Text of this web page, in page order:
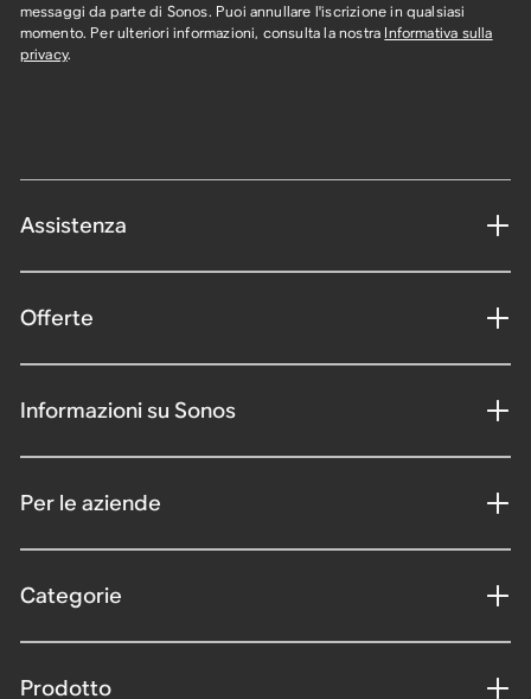
messaggi da parte di Sonos. Puoi annullare l'iscrizione in qualsiasi
momento. Per ulteriori informazioni, consulta la nostra Informativa sulla
privacy.
Assistenza
Offerte
Informazioni su Sonos
Per le aziende
Categorie
Prodotto